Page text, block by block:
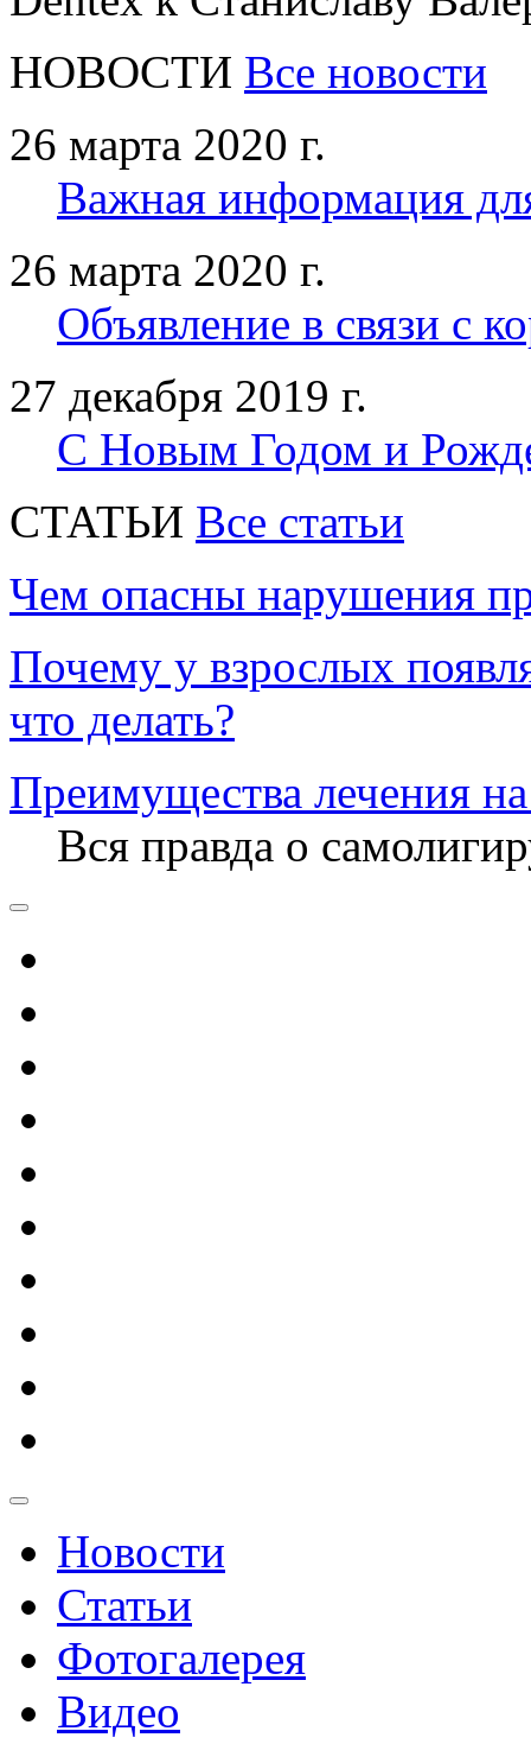
НОВОСТИ Все новости
26 марта 2020 г.
Важная информация
26 марта 2020 г.
Объявление в связи с
27 декабря 2019 г.
С Новым Годом и
CТАТЬИ Все статьи
Чем опасны нарушения
Почему у взрослых
что делать?
Преимущества лечения
Вся правда о
Новости
Статьи
Фотогалерея
Видео